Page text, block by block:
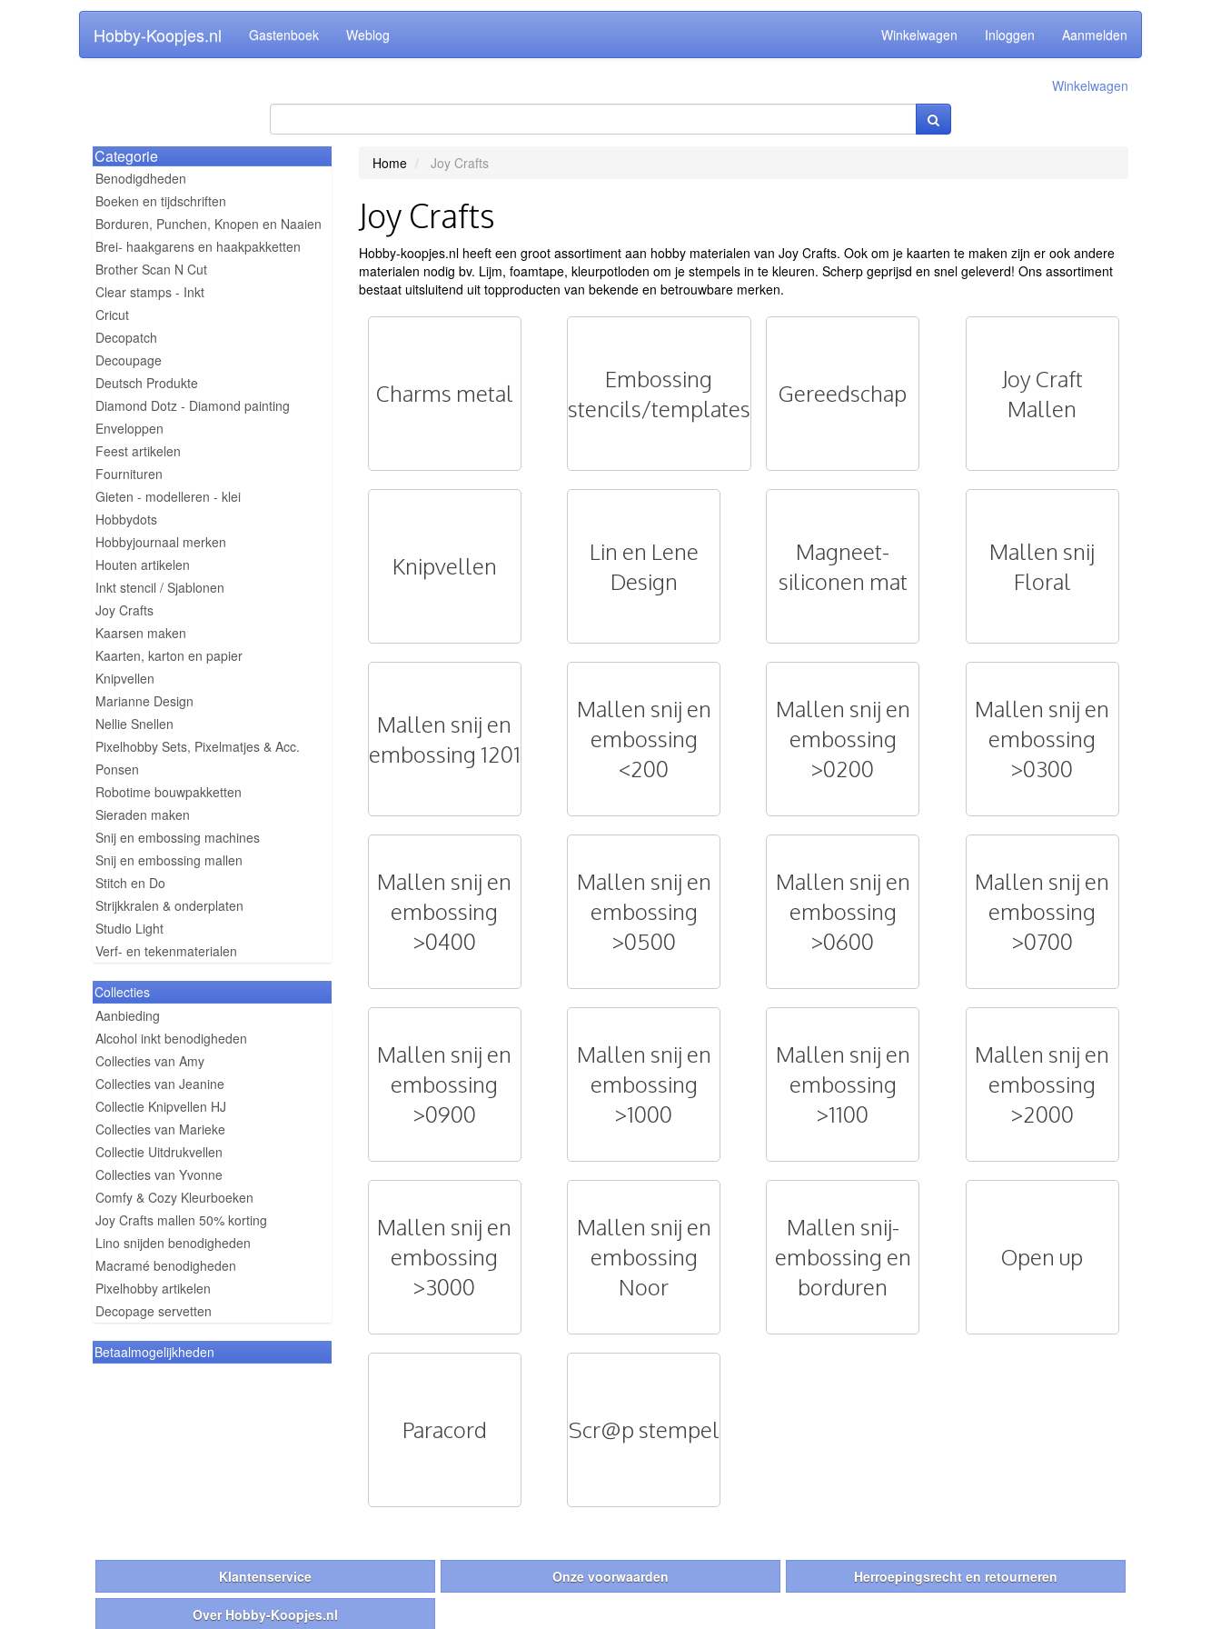
Hobby-Koopjes.nl Gastenboek Weblog Winkelwagen Inloggen Aanmelden
Winkelwagen
Categorie
Benodigdheden
Boeken en tijdschriften
Borduren, Punchen, Knopen en Naaien
Brei- haakgarens en haakpakketten
Brother Scan N Cut
Clear stamps - Inkt
Cricut
Decopatch
Decoupage
Deutsch Produkte
Diamond Dotz - Diamond painting
Enveloppen
Feest artikelen
Fournituren
Gieten - modelleren - klei
Hobbydots
Hobbyjournaal merken
Houten artikelen
Inkt stencil / Sjablonen
Joy Crafts
Kaarsen maken
Kaarten, karton en papier
Knipvellen
Marianne Design
Nellie Snellen
Pixelhobby Sets, Pixelmatjes & Acc.
Ponsen
Robotime bouwpakketten
Sieraden maken
Snij en embossing machines
Snij en embossing mallen
Stitch en Do
Strijkkralen & onderplaten
Studio Light
Verf- en tekenmaterialen
Collecties
Aanbieding
Alcohol inkt benodigheden
Collecties van Amy
Collecties van Jeanine
Collectie Knipvellen HJ
Collecties van Marieke
Collectie Uitdrukvellen
Collecties van Yvonne
Comfy & Cozy Kleurboeken
Joy Crafts mallen 50% korting
Lino snijden benodigheden
Macramé benodigheden
Pixelhobby artikelen
Decopage servetten
Betaalmogelijkheden
Home Joy Crafts
Joy Crafts
Hobby-koopjes.nl heeft een groot assortiment aan hobby materialen van Joy Crafts. Ook om je kaarten te maken zijn er ook andere
materialen nodig bv. Lijm, foamtape, kleurpotloden om je stempels in te kleuren. Scherp geprijsd en snel geleverd! Ons assortiment
bestaat uitsluitend uit topproducten van bekende en betrouwbare merken.
Charms metal
Embossing
stencils/templates
Gereedschap
Joy Craft
Mallen
Knipvellen
Lin en Lene
Design
Magneet-
siliconen mat
Mallen snij
Floral
Mallen snij en
embossing 1201
Mallen snij en
embossing
<200
Mallen snij en
embossing
>0200
Mallen snij en
embossing
>0300
Mallen snij en
embossing
>0400
Mallen snij en
embossing
>0500
Mallen snij en
embossing
>0600
Mallen snij en
embossing
>0700
Mallen snij en
embossing
>0900
Mallen snij en
embossing
>1000
Mallen snij en
embossing
>1100
Mallen snij en
embossing
>2000
Mallen snij en
embossing
>3000
Mallen snij en
embossing
Noor
Mallen snij-
embossing en
borduren
Open up
Paracord Scr@p stempel
Klantenservice Onze voorwaarden Herroepingsrecht en retourneren
Over Hobby-Koopjes.nl